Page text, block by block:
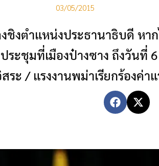
03/05/2015
งตำแหน่งประธานาธิบดี หา
ระชุมที่เมืองป๋างซาง ถึงวันที่
ะ / แรงงานพม่าเรียกร้องค่าแ